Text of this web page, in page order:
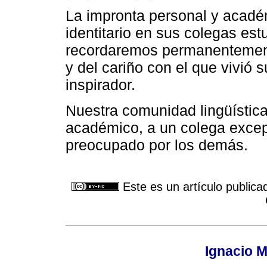
La impronta personal y
identitario en sus colegas
recordaremos
y del cariño con el que vivió
inspirador.
Nuestra comunidad
académico, a un colega
preocupado por los demás.
Este es un artículo
Ignacio